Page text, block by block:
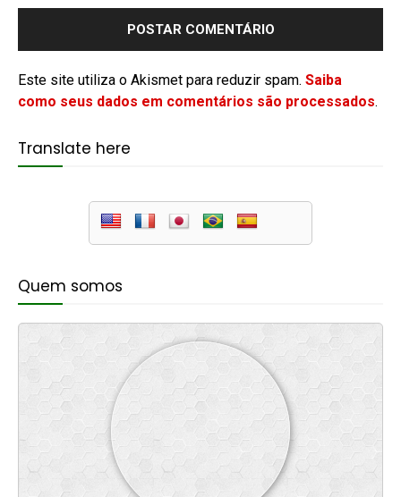
Este site utiliza o Akismet para reduzir spam. Saiba
como seus dados em comentários são processados.
Translate here
Quem somos